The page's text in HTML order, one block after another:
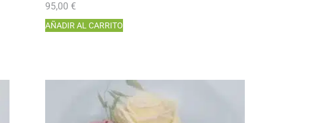
95,00€
AÑADIR AL CARRITO